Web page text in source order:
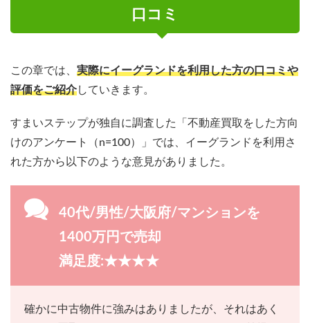
口コミ
この章では、 実際にイーグランドを利用した方の口コミや
評価をご紹介していきます。
すまいステップが独自に調査した「不動産買取をした方向
けのアンケート（n=100）」では、イーグランドを利用さ
れた方から以下のような意見がありました。
40代/男性/大阪府/マンションを
1400万円で売却
満足度:★★★★
確かに中古物件に強みはありましたが、それはあく